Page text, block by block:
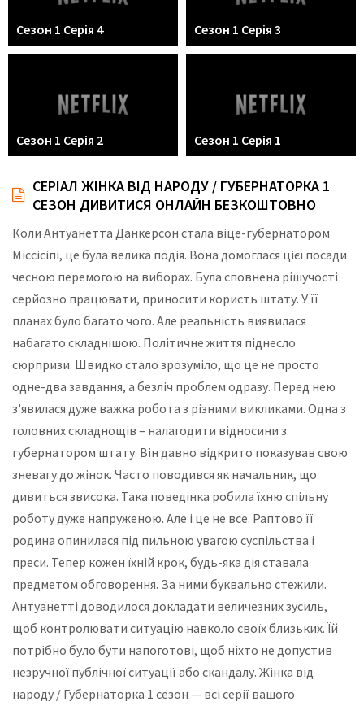
Сезон 1 Серія 4 Сезон 1 Серія 3
Сезон 1 Серія 2 Сезон 1 Серія 1
СЕРІАЛ ЖІНКА ВІД НАРОДУ / ГУБЕРНАТОРКА 1
СЕЗОН ДИВИТИСЯ ОНЛАЙН БЕЗКОШТОВНО
Коли Антуанетта Данкерсон стала віце-губернатором
Міссісіпі, це була велика подія. Вона домоглася цієї посади
чесною перемогою на виборах. Була сповнена рішучості
серйозно працювати, приносити користь штату. У її
планах було багато чого. Але реальність виявилася
набагато складнішою. Політичне життя піднесло
сюрпризи. Швидко стало зрозуміло, що це не просто
одне-два завдання, а безліч проблем одразу. Перед нею
з'явилася дуже важка робота з різними викликами. Одна з
головних складнощів – налагодити відносини з
губернатором штату. Він давно відкрито показував свою
зневагу до жінок. Часто поводився як начальник, що
дивиться звисока. Така поведінка робила їхню спільну
роботу дуже напруженою. Але і це не все. Раптово її
родина опинилася під пильною увагою суспільства і
преси. Тепер кожен їхній крок, будь-яка дія ставала
предметом обговорення. За ними буквально стежили.
Антуанетті доводилося докладати величезних зусиль,
щоб контролювати ситуацію навколо своїх близьких. Їй
потрібно було бути напоготові, щоб ніхто не допустив
незручної публічної ситуації або скандалу. Жінка від
народу / Губернаторка 1 сезон — всі серії вашого